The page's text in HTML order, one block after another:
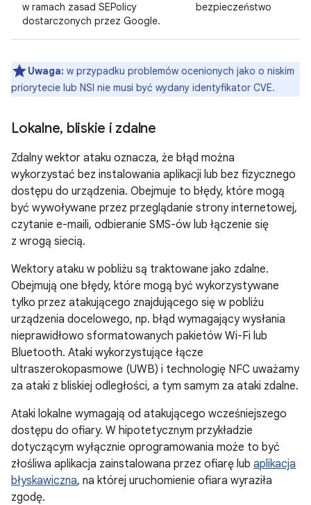
w ramach zasad SEPolicy
dostarczonych przez Google.
bezpieczeństwo
Uwaga: w przypadku problemów ocenionych jako o niskim
priorytecie lub NSI nie musi być wydany identyfikator CVE.
Lokalne, bliskie i zdalne
Zdalny wektor ataku oznacza, że błąd można
wykorzystać bez instalowania aplikacji lub bez fizycznego
dostępu do urządzenia. Obejmuje to błędy, które mogą
być wywoływane przez przeglądanie strony internetowej,
czytanie e-maili, odbieranie SMS-ów lub łączenie się
z wrogą siecią.
Wektory ataku w pobliżu są traktowane jako zdalne.
Obejmują one błędy, które mogą być wykorzystywane
tylko przez atakującego znajdującego się w pobliżu
urządzenia docelowego, np. błąd wymagający wysłania
nieprawidłowo sformatowanych pakietów Wi-Fi lub
Bluetooth. Ataki wykorzystujące łącze
ultraszerokopasmowe (UWB) i technologię NFC uważamy
za ataki z bliskiej odległości, a tym samym za ataki zdalne.
Ataki lokalne wymagają od atakującego wcześniejszego
dostępu do ofiary. W hipotetycznym przykładzie
dotyczącym wyłącznie oprogramowania może to być
złośliwa aplikacja zainstalowana przez ofiarę lub aplikacja
błyskawiczna, na której uruchomienie ofiara wyraziła
zgodę.